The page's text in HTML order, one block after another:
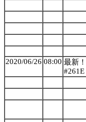
2020/06/26 08:00 最新
#261E